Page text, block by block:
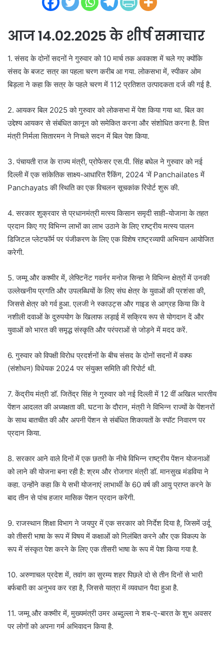
आज 14.02.2025 के शीर्ष समाचार
1. संसद के दोनों सदनों ने गुरुवार को 10 मार्च तक अवकाश में चले गए क्योंकि
संसद के बजट सत्र का पहला चरण करीब आ गया. लोकसभा में, स्पीकर ओम
बिड़ला ने कहा कि सत्र के पहले चरण में 112 प्रतिशत उत्पादकता दर्ज की गई है.
2. आयकर बिल 2025 को गुरुवार को लोकसभा में पेश किया गया था. बिल का
उद्देश्य आयकर से संबंधित कानून को समेकित करना और संशोधित करना है. वित्त
मंत्री निर्मला सितारमन ने निचले सदन में बिल पेश किया.
3. पंचायती राज के राज्य मंत्री, प्रोफेसर एस.पी. सिंह बघेल ने गुरुवार को नई
दिल्ली में एक सांकेतिक साक्ष्य-आधारित रैंकिंग, 2024 ‘में Panchailates में
Panchayats की स्थिति का एक विचलन सूचकांक रिपोर्ट शुरू की.
4. सरकार शुक्रवार से प्रधानमंत्री मत्स्य किसान समृदी साही-योजाना के तहत
प्रदान किए गए विभिन्न लाभों का लाभ उठाने के लिए राष्ट्रीय मत्स्य पालन
डिजिटल प्लेटफॉर्म पर पंजीकरण के लिए एक विशेष राष्ट्रव्यापी अभियान आयोजित
करेगी.
5. जम्मू और कश्मीर में, लेफ्टिनेंट गवर्नर मनोज सिन्हा ने विभिन्न क्षेत्रों में उनकी
उल्लेखनीय प्रगति और उपलब्धियों के लिए संघ क्षेत्र के युवाओं की प्रशंसा की,
जिससे क्षेत्र को गर्व हुआ. एलजी ने स्काउट्स और गाइड से आग्रह किया कि वे
नशीली दवाओं के दुरुपयोग के खिलाफ लड़ाई में सक्रिय रूप से योगदान दें और
युवाओं को भारत की समृद्ध संस्कृति और परंपराओं से जोड़ने में मदद करें.
6. गुरुवार को विपक्षी विरोध प्रदर्शनों के बीच संसद के दोनों सदनों में वक्फ
(संशोधन) विधेयक 2024 पर संयुक्त समिति की रिपोर्ट थी.
7. केंद्रीय मंत्री डॉ. जितेंद्र सिंह ने गुरुवार को नई दिल्ली में 12 वीं अखिल भारतीय
पेंशन आदलत की अध्यक्षता की. घटना के दौरान, मंत्री ने विभिन्न राज्यों के पेंशनरों
के साथ बातचीत की और अपनी पेंशन से संबंधित शिकायतों के स्पॉट निवारण पर
प्रदान किया.
8. सरकार आने वाले दिनों में एक छतरी के नीचे विभिन्न राष्ट्रीय पेंशन योजनाओं
को लाने की योजना बना रही है: श्रम और रोजगार मंत्री डॉ. मानसुख मंडविया ने
कहा. उन्होंने कहा कि ये सभी योजनाएं लाभार्थी के 60 वर्ष की आयु प्राप्त करने के
बाद तीन से पांच हजार मासिक पेंशन प्रदान करेंगी.
9. राजस्थान शिक्षा विभाग ने जयपुर में एक सरकार को निर्देश दिया है, जिसमें उर्दू
को तीसरी भाषा के रूप में विषय में कक्षाओं को निलंबित करने और एक विकल्प के
रूप में संस्कृत पेश करने के लिए एक तीसरी भाषा के रूप में पेश किया गया है.
10. अरुणाचल प्रदेश में, तवांग का सुरम्य शहर पिछले दो से तीन दिनों से भारी
बर्फबारी का अनुभव कर रहा है, जिससे यात्रा में व्यवधान पैदा हुआ है.
11. जम्मू और कश्मीर में, मुख्यमंत्री उमर अब्दुल्ला ने शब-ए-बारत के शुभ अवसर
पर लोगों को अपना गर्म अभिवादन किया है.